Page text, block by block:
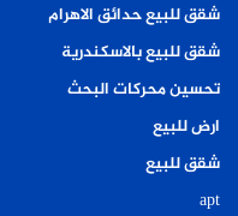
تجنب الأطعمة ذات
الدهون، والتركيز
والمتوازنة.
اتباع نظام غذائي
الكمية اللازمة من
والمعادن.
شقق للبيع حدائق الاهرام
شقق للبيع بالاسكندرية
تحسين محركات البحث
ارض للبيع
شقق للبيع
apt